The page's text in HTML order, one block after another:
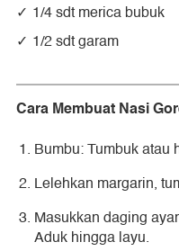
1/4 sdt merica bubuk
1/2 sdt garam
Cara Membuat Nasi
Bumbu: Tumbuk atau
Lelehkan margarin,
Masukkan daging
Aduk hingga layu.